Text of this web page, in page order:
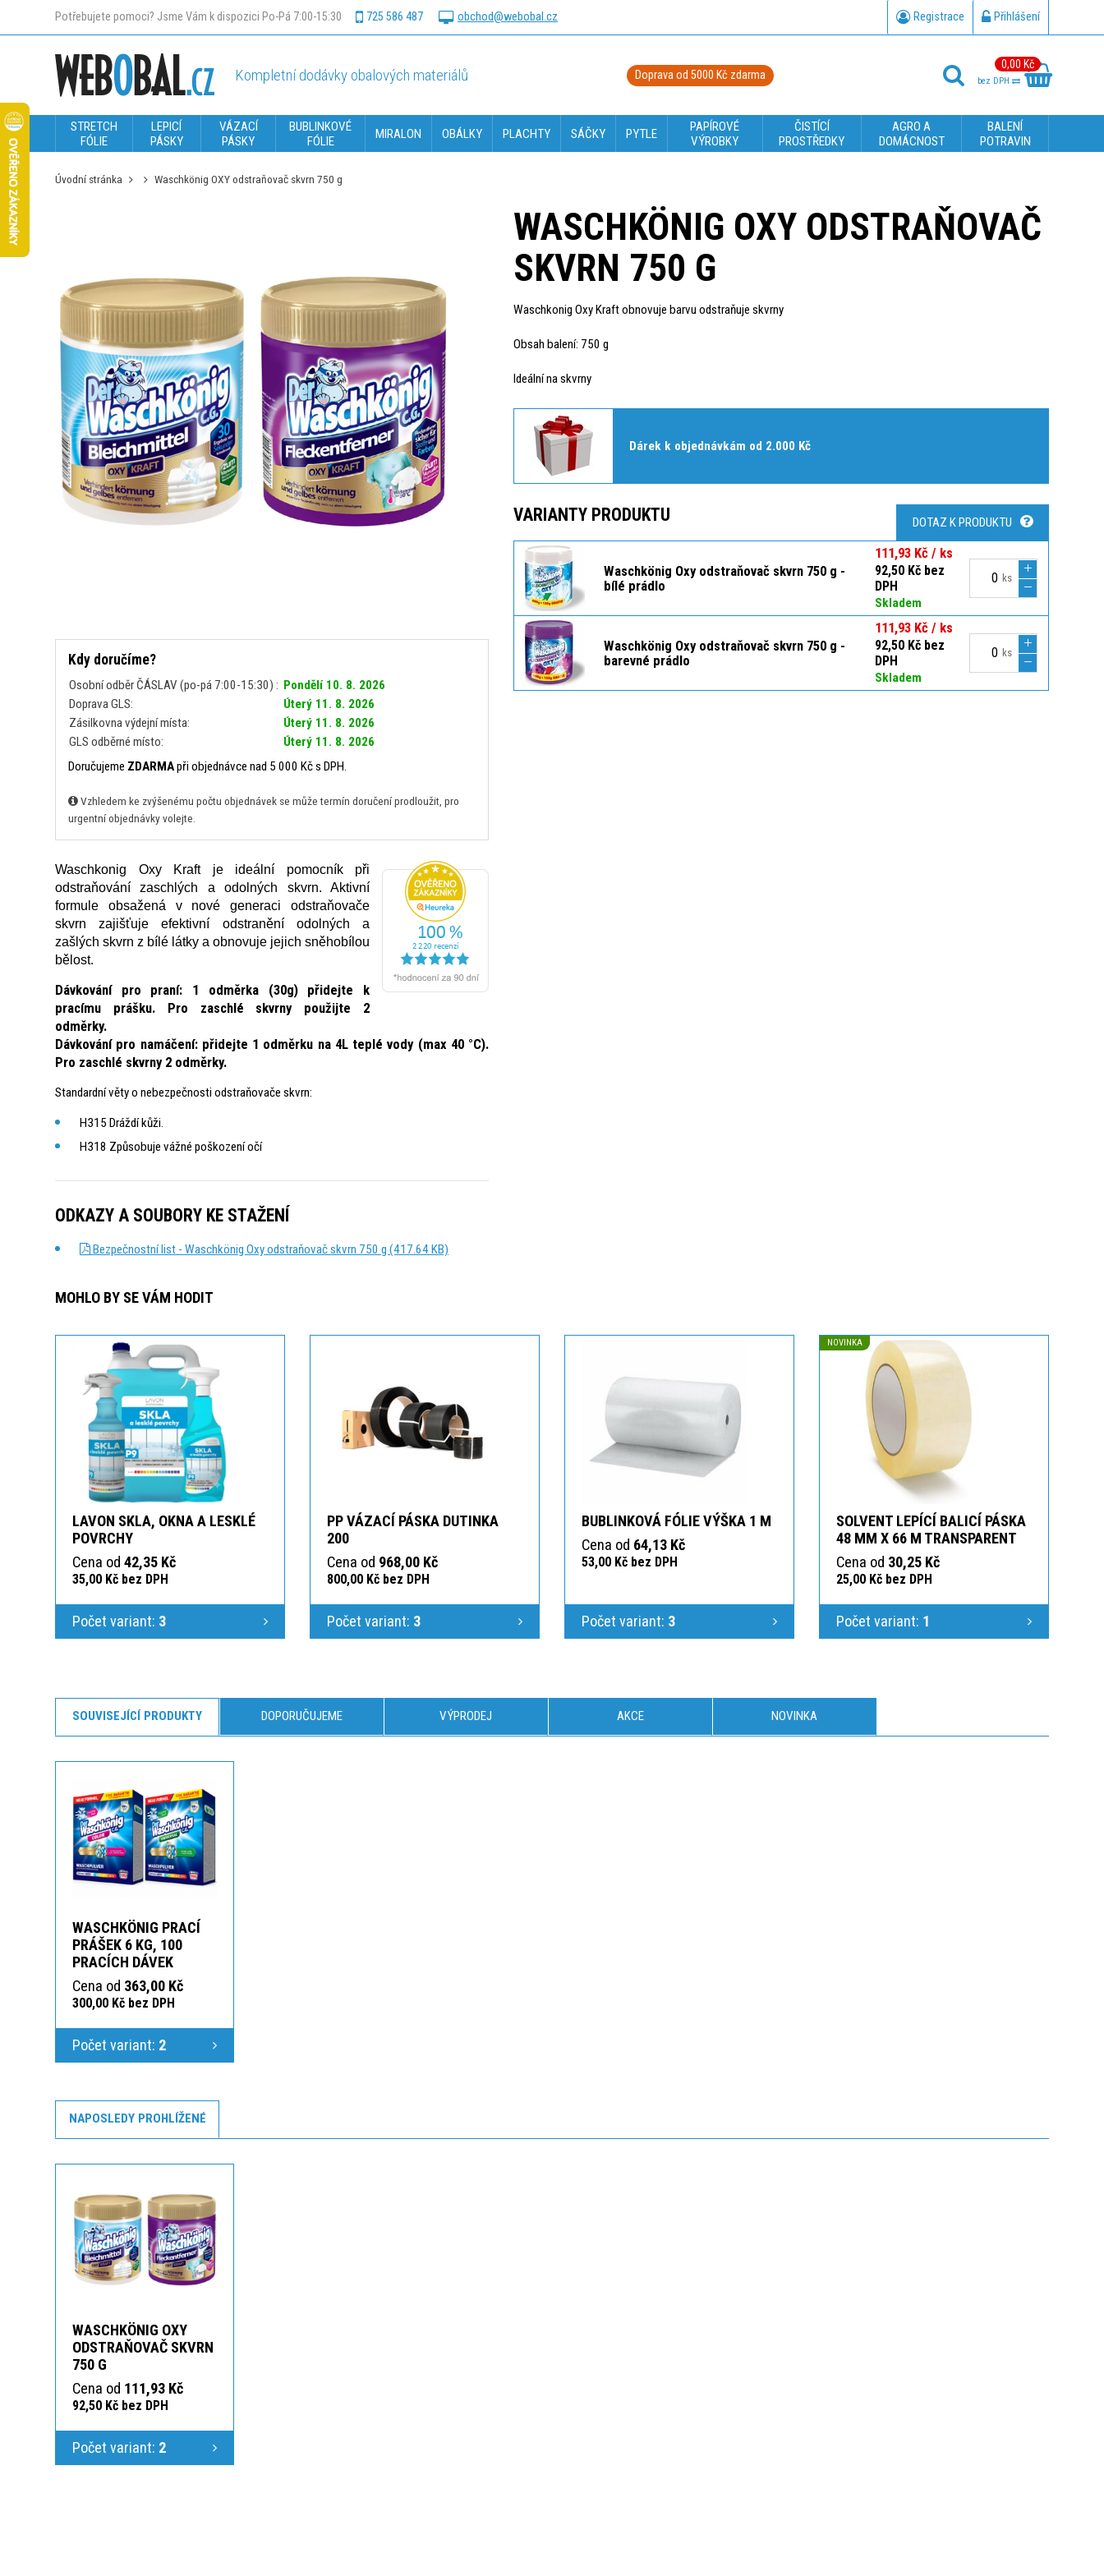
Potřebujete pomoci? Jsme Vám k dispozici Po-Pá 7:00-15:30 725 586 487 obchod@webobal.cz Registrace Přihlášení
Kompletní dodávky obalových materiálů Doprava od 5000 Kč zdarma
0,00 Kč
bez DPH
STRETCH
FÓLIE
LEPICÍ
PÁSKY
VÁZACÍ
PÁSKY
BUBLINKOVÉ
FÓLIE
MIRALON OBÁLKY PLACHTY SÁČKY PYTLE
PAPÍROVÉ
VÝROBKY
ČISTÍCÍ
PROSTŘEDKY
AGRO A
DOMÁCNOST
BALENÍ
POTRAVIN
Úvodní stránka Waschkönig OXY odstraňovač skvrn 750 g
Kdy doručíme?
Osobní odběr ČÁSLAV (po-pá 7:00-15:30) : Pondělí 10. 8. 2026
Doprava GLS:
Úterý 11. 8. 2026
Zásilkovna výdejní místa:
Úterý 11. 8. 2026
GLS odběrné místo:
Úterý 11. 8. 2026
Doručujeme ZDARMApři objednávce nad 5 000 Kč s DPH.
Vzhledem ke zvýšenému počtu objednávek se může termín doručení prodloužit, pro
urgentní objednávky volejte.
Waschkonig Oxy Kraft je ideální pomocník při
odstraňování zaschlých a odolných skvrn. Aktivní
formule obsažená v nové generaci odstraňovače
skvrn zajišťuje efektivní odstranění odolných a
zašlých skvrn z bílé látky a obnovuje jejich sněhobílou
bělost.
Dávkování pro praní: 1 odměrka (30g) přidejte k
pracímu prášku. Pro zaschlé skvrny použijte 2
odměrky.
Dávkování pro namáčení: přidejte 1 odměrku na 4L teplé vody (max 40 °C).
Pro zaschlé skvrny 2 odměrky.
Standardní věty o nebezpečnosti odstraňovače skvrn:
H315 Dráždí kůži.
H318 Způsobuje vážné poškození očí
ODKAZY A SOUBORY KE STAŽENÍ
Bezpečnostní list - Waschkönig Oxy odstraňovač skvrn 750 g (417.64 KB)
WASCHKÖNIG OXY ODSTRAŇOVAČ
SKVRN 750 G
Waschkonig Oxy Kraft obnovuje barvu odstraňuje skvrny
Obsah balení: 750 g
Ideální na skvrny
Dárek k objednávkám od 2.000 Kč
VARIANTY PRODUKTU DOTAZ K PRODUKTU
Waschkönig Oxy odstraňovač skvrn 750 g -
bílé prádlo
111,93 Kč / ks
92,50 Kč bez
DPH
Skladem
ks
Waschkönig Oxy odstraňovač skvrn 750 g -
barevné prádlo
111,93 Kč / ks
92,50 Kč bez
DPH
Skladem
ks
MOHLO BY SE VÁM HODIT
LAVON SKLA, OKNA A LESKLÉ
POVRCHY
Cena od 42,35 Kč
35,00 Kč bez DPH
Počet variant: 3
PP VÁZACÍ PÁSKA DUTINKA
200
Cena od 968,00 Kč
800,00 Kč bez DPH
Počet variant: 3
BUBLINKOVÁ FÓLIE VÝŠKA 1 M
Cena od 64,13 Kč
53,00 Kč bez DPH
Počet variant: 3
NOVINKA
SOLVENT LEPÍCÍ BALICÍ PÁSKA
48 MM X 66 M TRANSPARENT
Cena od 30,25 Kč
25,00 Kč bez DPH
Počet variant: 1
SOUVISEJÍCÍ PRODUKTY DOPORUČUJEME VÝPRODEJ AKCE NOVINKA
WASCHKÖNIG PRACÍ
PRÁŠEK 6 KG, 100
PRACÍCH DÁVEK
Cena od 363,00 Kč
300,00 Kč bez DPH
Počet variant: 2
NAPOSLEDY PROHLÍŽENÉ
WASCHKÖNIG OXY
ODSTRAŇOVAČ SKVRN
750 G
Cena od 111,93 Kč
92,50 Kč bez DPH
Počet variant: 2